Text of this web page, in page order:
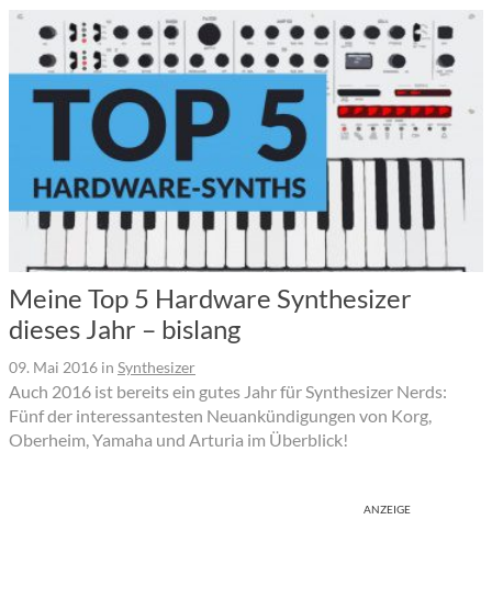
Meine Top 5 Hardware Synthesizer
dieses Jahr – bislang
09. Mai 2016 in Synthesizer
Auch 2016 ist bereits ein gutes Jahr für Synthesizer Nerds:
Fünf der interessantesten Neuankündigungen von Korg,
Oberheim, Yamaha und Arturia im Überblick!
ANZEIGE